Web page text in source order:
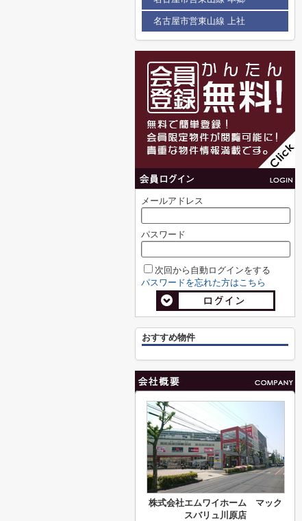
名古屋市営東山線 上社
メールアドレス
パスワード
次回から自動ログインをする
パスワードを忘れた方はこちら
おすすめ物件
株式会社エムワイホーム マック
スバリュ川原店